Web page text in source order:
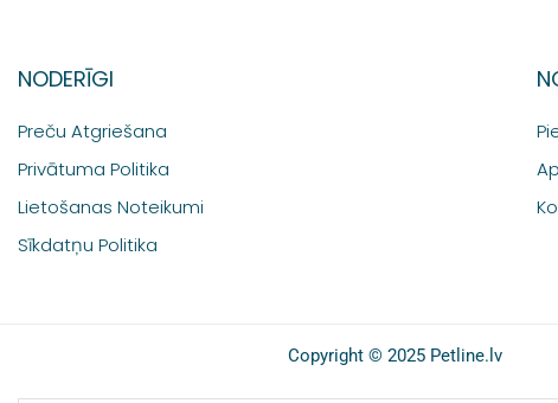
NODERĪGI
Preču Atgriešana
Privātuma Politika
Lietošanas Noteikumi
Sīkdatņu Politika
Copyright © 2025 Petline.lv